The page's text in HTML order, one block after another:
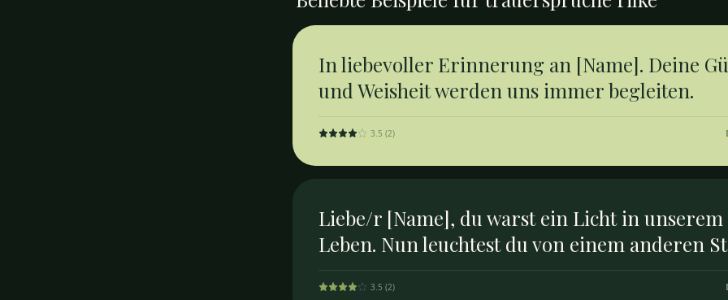
In liebevoller Erinnerung an [Name]. Deine
und Weisheit werden uns immer begleiten.
3.5 (2)
Liebe/r [Name], du warst ein Licht in unserem
Leben. Nun leuchtest du von einem anderen
3.5 (2)